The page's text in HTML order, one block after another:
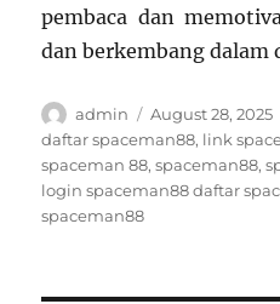
pembaca dan
dan berkembang dalam
Author
admin
Posted
on
August 28, 2025
daftar spaceman88, link
spaceman 88,spaceman88,
login spaceman88 daftar
spaceman88